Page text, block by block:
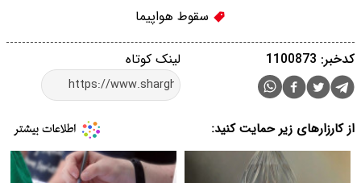
سقوط هواپیما
لینک کوتاه کدخبر: 1100873
از کارزارهای زیر حمایت کنید: